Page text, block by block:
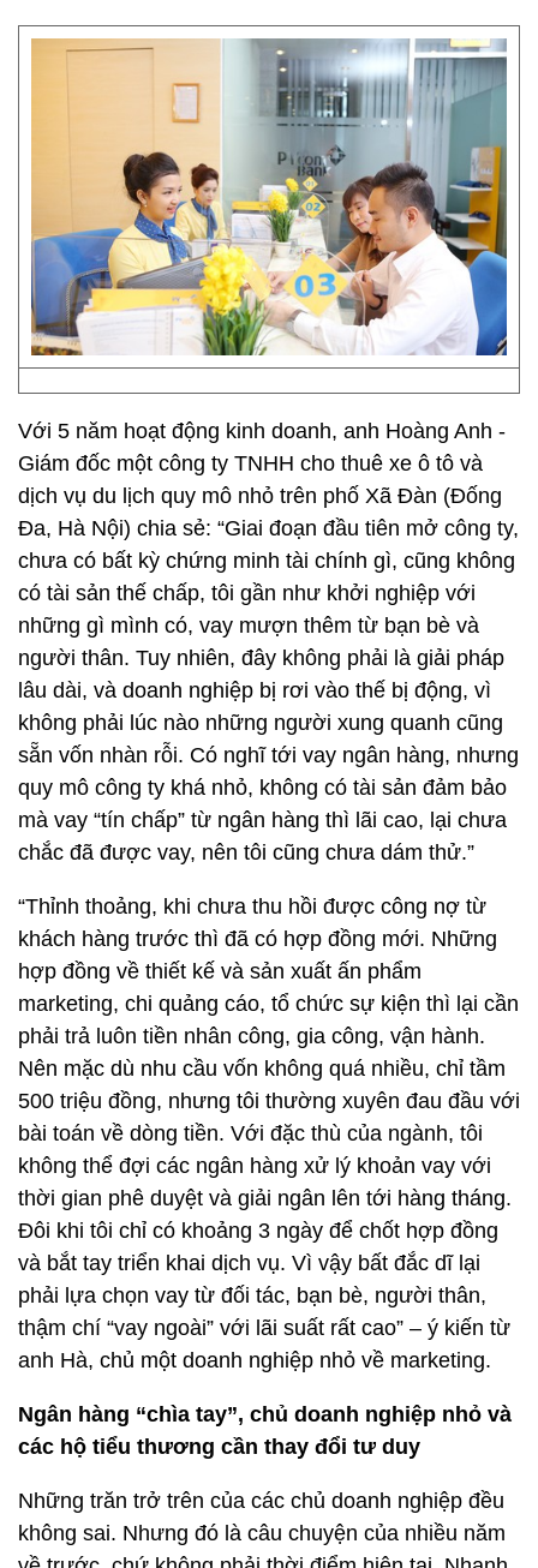
Với 5 năm hoạt động kinh doanh, anh Hoàng Anh -
Giám đốc một công ty TNHH cho thuê xe ô tô và
dịch vụ du lịch quy mô nhỏ trên phố Xã Đàn (Đống
Đa, Hà Nội) chia sẻ: “Giai đoạn đầu tiên mở công ty,
chưa có bất kỳ chứng minh tài chính gì, cũng không
có tài sản thế chấp, tôi gần như khởi nghiệp với
những gì mình có, vay mượn thêm từ bạn bè và
người thân. Tuy nhiên, đây không phải là giải pháp
lâu dài, và doanh nghiệp bị rơi vào thế bị động, vì
không phải lúc nào những người xung quanh cũng
sẵn vốn nhàn rỗi. Có nghĩ tới vay ngân hàng, nhưng
quy mô công ty khá nhỏ, không có tài sản đảm bảo
mà vay “tín chấp” từ ngân hàng thì lãi cao, lại chưa
chắc đã được vay, nên tôi cũng chưa dám thử.”
“Thỉnh thoảng, khi chưa thu hồi được công nợ từ
khách hàng trước thì đã có hợp đồng mới. Những
hợp đồng về thiết kế và sản xuất ấn phẩm
marketing, chi quảng cáo, tổ chức sự kiện thì lại cần
phải trả luôn tiền nhân công, gia công, vận hành.
Nên mặc dù nhu cầu vốn không quá nhiều, chỉ tầm
500 triệu đồng, nhưng tôi thường xuyên đau đầu với
bài toán về dòng tiền. Với đặc thù của ngành, tôi
không thể đợi các ngân hàng xử lý khoản vay với
thời gian phê duyệt và giải ngân lên tới hàng tháng.
Đôi khi tôi chỉ có khoảng 3 ngày để chốt hợp đồng
và bắt tay triển khai dịch vụ. Vì vậy bất đắc dĩ lại
phải lựa chọn vay từ đối tác, bạn bè, người thân,
thậm chí “vay ngoài” với lãi suất rất cao” – ý kiến từ
anh Hà, chủ một doanh nghiệp nhỏ về marketing.
Ngân hàng “chìa tay”, chủ doanh nghiệp nhỏ và
các hộ tiểu thương cần thay đổi tư duy
Những trăn trở trên của các chủ doanh nghiệp đều
không sai. Nhưng đó là câu chuyện của nhiều năm